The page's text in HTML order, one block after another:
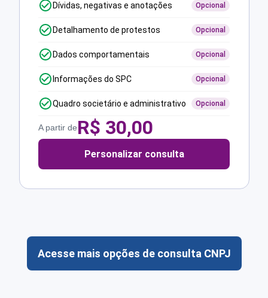
Dívidas, negativas e anotações Opcional
Detalhamento de protestos Opcional
Dados comportamentais Opcional
Informações do SPC Opcional
Quadro societário e administrativo Opcional
A partir deR$ 30,00
Personalizar consulta
Acesse mais opções de consulta CNPJ